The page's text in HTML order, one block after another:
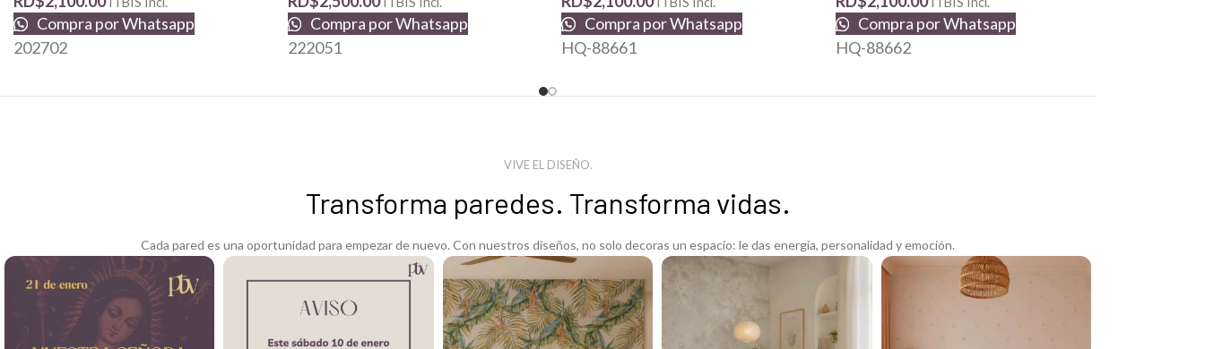
Compra por Whatsapp
202702
Compra por Whatsapp
222051
Compra por Whatsapp
HQ-88661
Compra por Whatsapp
HQ-88662
VIVE EL DISEÑO.
Transforma paredes. Transforma vidas.
Cada pared es una oportunidad para empezar de nuevo. Con nuestros diseños, no solo decoras un espacio: le das energía, personalidad y emoción.